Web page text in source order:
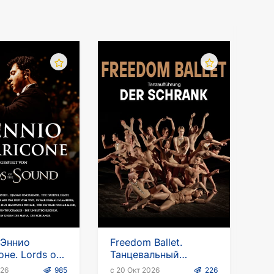
Lords of
985
Freedom Ballet.
Танцевальный
спектакль "Шкаф"
с 20 Окт 2026 226